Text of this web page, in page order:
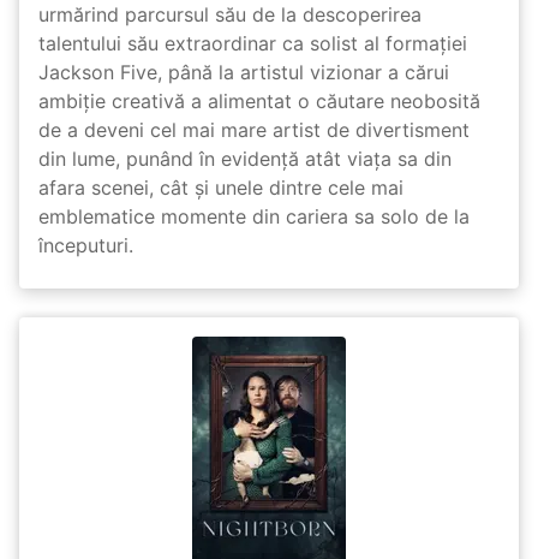
urmărind parcursul său de la descoperirea
talentului său extraordinar ca solist al formației
Jackson Five, până la artistul vizionar a cărui
ambiție creativă a alimentat o căutare neobosită
de a deveni cel mai mare artist de divertisment
din lume, punând în evidență atât viața sa din
afara scenei, cât și unele dintre cele mai
emblematice momente din cariera sa solo de la
începuturi.